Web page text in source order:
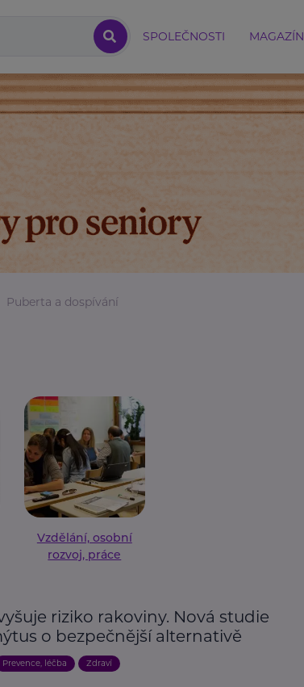
SPOLEČNOSTI MAGAZÍN
Puberta a dospívání
Vzdělání, osobní
rozvoj, práce
riziko rakoviny. Nová studie
o bezpečnější alternativě
Prevence, léčba Zdraví